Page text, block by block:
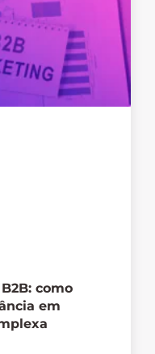
como
em